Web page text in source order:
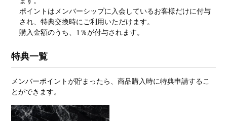
ポイントはメンバーシップに入会しているお客様だけに付与
され、特典交換時にご利用いただけます。
購入金額のうち、1％が付与されます。
特典一覧
メンバーポイントが貯まったら、商品購入時に特典申請するこ
とができます。